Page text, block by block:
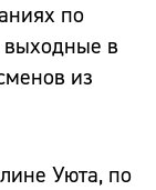
по
в
из
Уюта, по